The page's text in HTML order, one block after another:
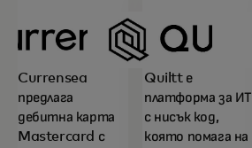
Currensea
предлага
дебитна карта
Mastercard с
Quiltt е
платформа за ИТ
с нисък код,
която помага на